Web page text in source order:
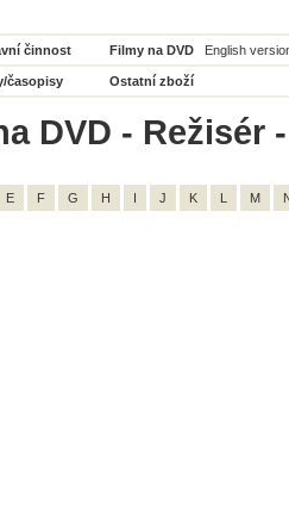
činnost Filmy na DVD English
časopisy Ostatní zboží
DVD - Režisér
E F G H I J K L M